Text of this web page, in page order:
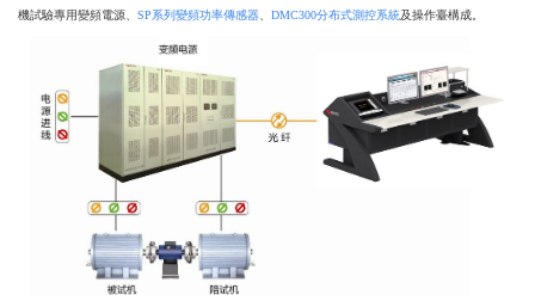
機試驗專用變頻電源、 SP系列變頻功率傳感器 DMC300分布式測控系統及操作臺構成。